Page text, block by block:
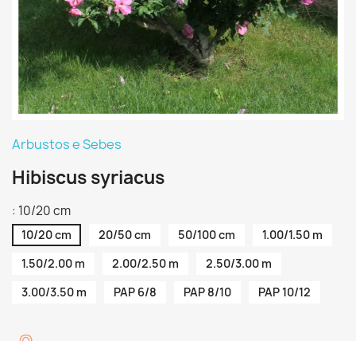
Arbustos e Sebes
Hibiscus syriacus
: 10/20 cm
10/20 cm 20/50 cm 50/100 cm
1.00/1.50 m
1.50/2.00 m
2.00/2.50 m
2.50/3.00 m
3.00/3.50 m
PAP 6/8 PAP 8/10 PAP 10/12